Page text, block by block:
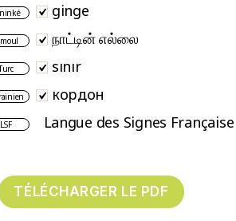
ginge
நாட்டின் எல்லை
sınır
кордон
LSF Langue des Signes Française